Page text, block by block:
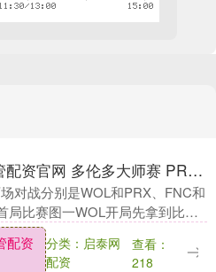
深资管配资官网 多伦多大师赛 PRX先挺进决赛 WOL和FNC将争夺最后一个名额_比分_双方_胜利
对战分别是WOL和PRX、FNC和
局比赛图一WOL开局先拿到比分
后PRX迅速调整将比分追平，
人能力也有发挥，针对PRX做出
配资
分类：启泰网
配资
查看：
218